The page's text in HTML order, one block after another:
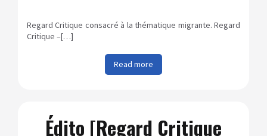
Regard Critique consacré à la thématique migrante. Regard
Critique –[…]
Read more
Édito [Regard Critique